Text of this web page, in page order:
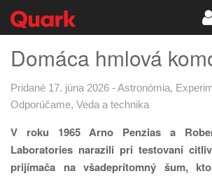
Domáca hmlová
Pridané 17. júna 2026 -Astronómia,
Odporúčame, Veda a technika
V roku 1965 Arno Penzias a
Laboratories narazili pri testovaní
prijímača na všadeprítomný šum,